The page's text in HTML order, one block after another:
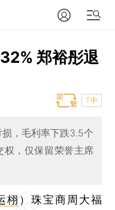
郑裕彤退
T中
，毛利率下跌3.5个
权，仅保留荣誉主席
栩 ）珠宝商周大福